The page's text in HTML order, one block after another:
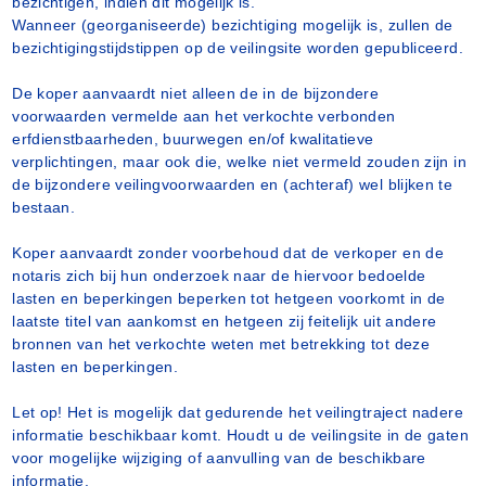
Wanneer (georganiseerde) bezichtiging mogelijk is, zullen de
bezichtigingstijdstippen op de veilingsite worden gepubliceerd.
De koper aanvaardt niet alleen de in de bijzondere
voorwaarden vermelde aan het verkochte verbonden
erfdienstbaarheden, buurwegen en/of kwalitatieve
verplichtingen, maar ook die, welke niet vermeld zouden zijn in
de bijzondere veilingvoorwaarden en (achteraf) wel blijken te
bestaan.
Koper aanvaardt zonder voorbehoud dat de verkoper en de
notaris zich bij hun onderzoek naar de hiervoor bedoelde
lasten en beperkingen beperken tot hetgeen voorkomt in de
laatste titel van aankomst en hetgeen zij feitelijk uit andere
bronnen van het verkochte weten met betrekking tot deze
lasten en beperkingen.
Let op! Het is mogelijk dat gedurende het veilingtraject nadere
informatie beschikbaar komt. Houdt u de veilingsite in de gaten
voor mogelijke wijziging of aanvulling van de beschikbare
informatie.